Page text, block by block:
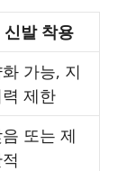
신발 착용
가능, 지
제한
음 또는 제